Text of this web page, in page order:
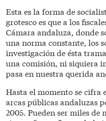
Esta es la forma de
grotesco es que a los
Cámara andaluza, donde
una norma constante, los
investigación de ésta
una comisión, ni siquiera
pasa en nuestra querida
Hasta el momento se cifra
arcas públicas andaluzas
2005. Pueden ser miles de